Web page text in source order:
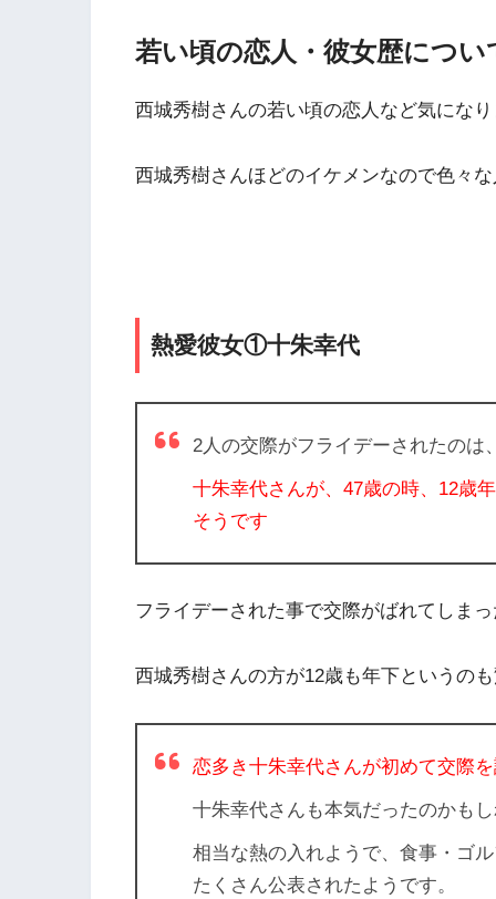
若い頃の恋人・彼女歴につい
西城秀樹さんの若い頃の恋人など気になり
西城秀樹さんほどのイケメンなので色々
熱愛彼女①十朱幸代
2人の交際がフライデーされたのは
十朱幸代さんが、47歳の時、12歳
そうです
フライデーされた事で交際がばれてしまっ
西城秀樹さんの方が12歳も年下というのも
恋多き十朱幸代さんが初めて交際
十朱幸代さんも本気だったのかもし
相当な熱の入れようで、食事・ゴ
たくさん公表されたようです。